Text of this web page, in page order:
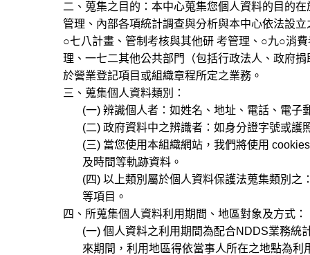
二、蒐集之目的：本中心蒐集您個人資料的目的
管理、內部各項統計調查與分析與本中心依法設
○七八計畫、管制考核與其他研 考管理、○九○消
理、一七二其他公共部門（包括行政法人、政府
於營業登記項目或組織章程所定之業務。
三、蒐集個人資料類別：
(一) 辨識個人者：如姓名、地址、電話、電子
(二) 政府資料中之辨識者：如身分證字號或護
(三) 當您使用本組織網站，我們將使用 cookies
及時間等軌跡資料。
(四) 以上類別屬於個人資料保護法蒐集類別之
等項目。
四、所蒐集個人資料利用期間、地區對象及方式：
(一) 個人資料之利用期間為配合NDDS業務統
來期間，利用地區得依當事人所在之地點為利